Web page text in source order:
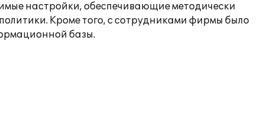
настройки, обеспечивающие методически
Кроме того, с сотрудниками фирмы было
базы.